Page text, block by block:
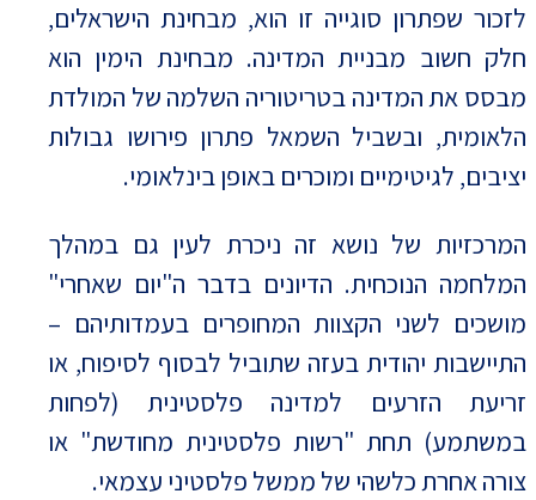
לזכור שפתרון סוגייה זו הוא, מבחינת הישראלים,
חלק חשוב מבניית המדינה. מבחינת הימין הוא
מבסס את המדינה בטריטוריה השלמה של המולדת
הלאומית, ובשביל השמאל פתרון פירושו גבולות
יציבים, לגיטימיים ומוכרים באופן בינלאומי.
המרכזיות של נושא זה ניכרת לעין גם במהלך
המלחמה הנוכחית. הדיונים בדבר ה"יום שאחרי"
מושכים לשני הקצוות המחופרים בעמדותיהם –
התיישבות יהודית בעזה שתוביל לבסוף לסיפוח, או
זריעת הזרעים למדינה פלסטינית (לפחות
במשתמע) תחת "רשות פלסטינית מחודשת" או
צורה אחרת כלשהי של ממשל פלסטיני עצמאי.